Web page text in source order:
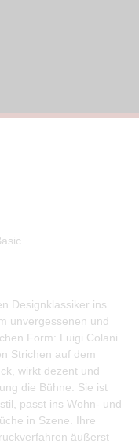
Designklassiker ins
unvergessenen und
Form: Luigi Colani.
Strichen auf dem
wirkt dezent und
die Bühne. Sie ist
passt ins Wohn- und
in Szene. Ihre
äußerst